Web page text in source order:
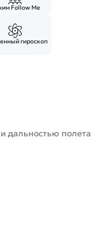
Follow Me
гироскоп
дальностью полета